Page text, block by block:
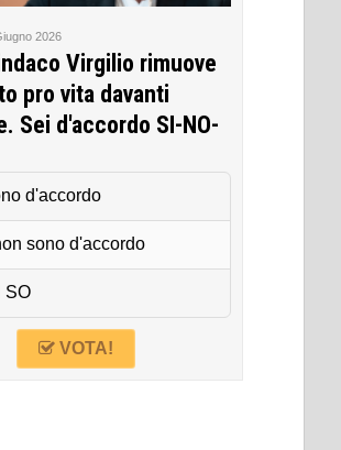
2026
Virgilio rimuove
pro vita davanti
Sei d'accordo SI-NO-
d'accordo
sono d'accordo
SO
VOTA!